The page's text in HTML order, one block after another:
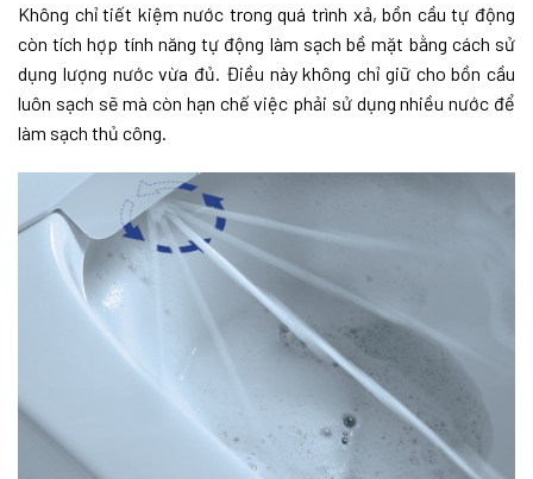
Không chỉ tiết kiệm nước trong quá trình xả, bồn cầu tự động
còn tích hợp tính năng tự động làm sạch bề mặt bằng cách sử
dụng lượng nước vừa đủ. Điều này không chỉ giữ cho bồn cầu
luôn sạch sẽ mà còn hạn chế việc phải sử dụng nhiều nước để
làm sạch thủ công.